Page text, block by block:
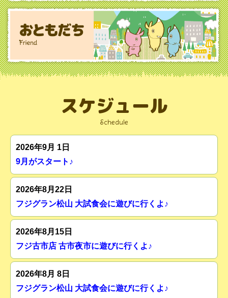
スケジュール
Schedule
2026年9月 1日
9月がスタート♪
2026年8月22日
フジグラン松山 大試食会に遊びに行くよ♪
2026年8月15日
フジ古市店 古市夜市に遊びに行くよ♪
2026年8月 8日
フジグラン松山 大試食会に遊びに行くよ♪